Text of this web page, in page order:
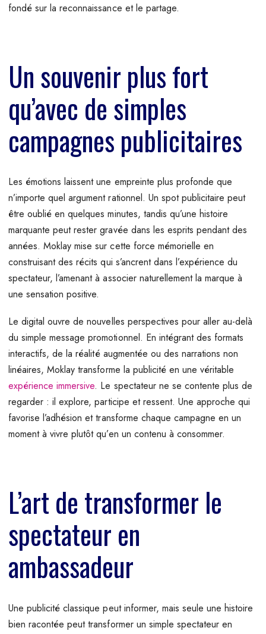
fondé sur la reconnaissance et le partage.
Un souvenir plus fort
qu’avec de simples
campagnes publicitaires
Les émotions laissent une empreinte plus profonde que
n’importe quel argument rationnel. Un spot publicitaire peut
être oublié en quelques minutes, tandis qu’une histoire
marquante peut rester gravée dans les esprits pendant des
années. Moklay mise sur cette force mémorielle en
construisant des récits qui s’ancrent dans l’expérience du
spectateur, l’amenant à associer naturellement la marque à
une sensation positive.
Le digital ouvre de nouvelles perspectives pour aller au-delà
du simple message promotionnel. En intégrant des formats
interactifs, de la réalité augmentée ou des narrations non
linéaires, Moklay transforme la publicité en une véritable
expérience immersive. Le spectateur ne se contente plus de
regarder : il explore, participe et ressent. Une approche qui
favorise l’adhésion et transforme chaque campagne en un
moment à vivre plutôt qu’en un contenu à consommer.
L’art de transformer le
spectateur en
ambassadeur
Une publicité classique peut informer, mais seule une histoire
bien racontée peut transformer un simple spectateur en